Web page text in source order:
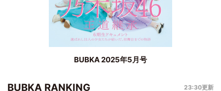
BUBKA 2025年5月号
BUBKA RANKING 23:30更新